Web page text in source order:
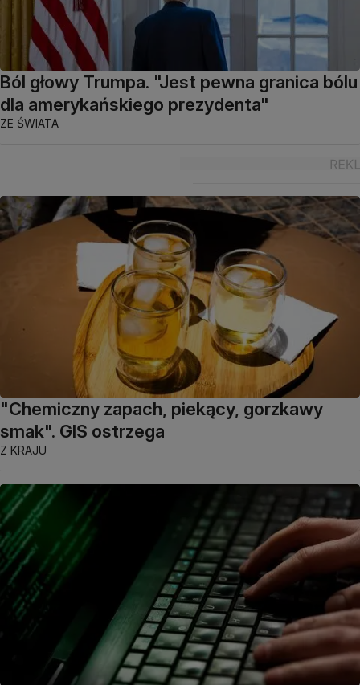
Ból głowy Trumpa. "Jest pewna granica bólu
dla amerykańskiego prezydenta"
ZE ŚWIATA
"Chemiczny zapach, piekący, gorzkawy
smak". GIS ostrzega
Z KRAJU